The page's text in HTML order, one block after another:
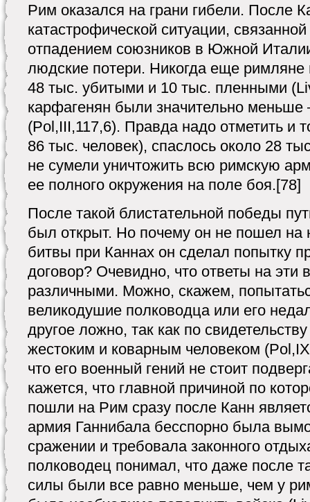
Рим оказался на грани гибели. После
катастрофической ситуации,
отпадением союзников в Южной
людские потери. Никогда еще римляне
48 тыс. убитыми и 10 тыс. пленными
карфагенян были значительно меньше
(Pol,III,117,6). Правда надо отметить и
86 тыс. человек), спаслось около 28
не сумели уничтожить всю римскую
ее полного окружения на поле боя.[78]
После такой блистательной победы
был открыт. Но почему он не пошел на
битвы при Каннах он сделал попытку
договор? Очевидно, что ответы на эти
различными. Можно, скажем,
великодушие полководца или его
другое ложно, так как по
жестоким и коварным человеком
что его военный гений не стоит
кажется, что главной причиной по
пошли на Рим сразу после Канн
армия Ганнибала бесспорно была
сражении и требовала законного
полководец понимал, что даже после
силы были все равно меньше, чем у